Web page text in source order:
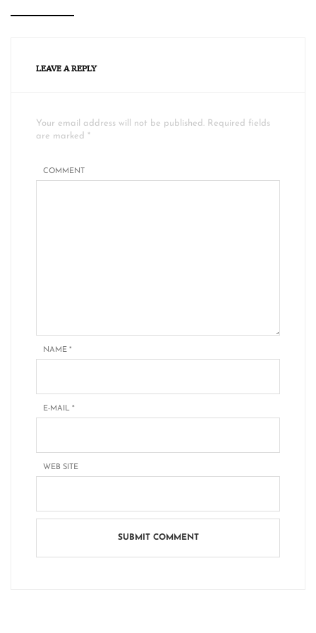
LEAVE A REPLY
Your email address will not be published. Required fields
are marked *
COMMENT
NAME *
E-MAIL *
WEB SITE